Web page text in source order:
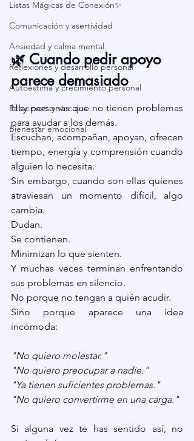
Listas Mágicas de Conexión✨
Comunicación y asertividad
Ansiedad y calma mental
Reflexiones y desarrollo personal
Autoestima y crecimiento personal
Relaciones y vínculos
Bienestar emocional
🌿 Cuando pedir apoyo
parece demasiado
Hay personas que no tienen problemas
para ayudar a los demás.
Escuchan, acompañan, apoyan, ofrecen
tiempo, energía y comprensión cuando
alguien lo necesita.
Sin embargo, cuando son ellas quienes
atraviesan un momento difícil, algo
cambia.
Dudan.
Se contienen.
Minimizan lo que sienten.
Y muchas veces terminan enfrentando
sus problemas en silencio.
No porque no tengan a quién acudir.
Sino porque aparece una idea
incómoda:
"No quiero molestar."
"No quiero preocupar a nadie."
"Ya tienen suficientes problemas."
"No quiero convertirme en una carga."
Si alguna vez te has sentido así, no